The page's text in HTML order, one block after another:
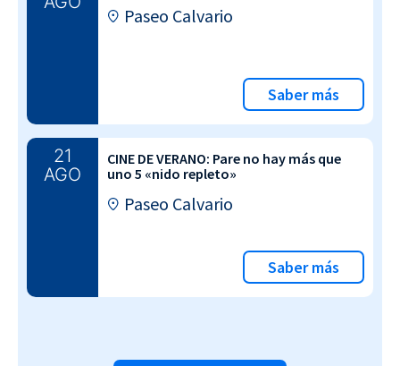
Paseo Calvario
Saber más
21
AGO
CINE DE VERANO: Pare no hay más que
uno 5 «nido repleto»
Paseo Calvario
Saber más